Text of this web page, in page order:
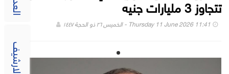
الارشيف
تتجاوز 3 مليارات جنيه
Thursday 11 June 2026 11:41 - الخميس ٢٦ ذو الحجة ١٤٤٧